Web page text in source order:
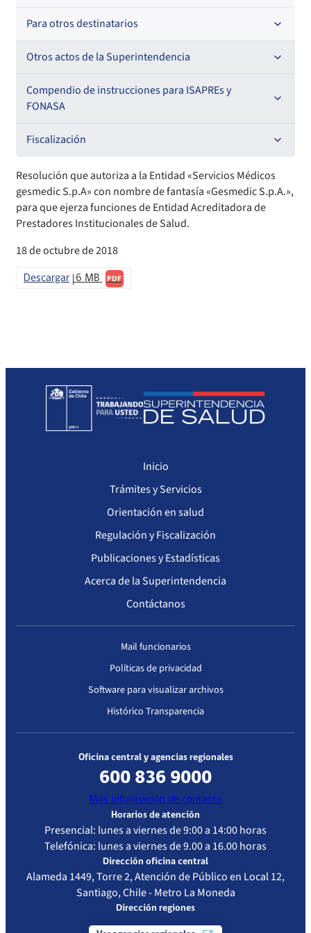
Circulares
Circulares internas
Resoluciones
Para otros destinatarios
Circulares
Otros actos de la Superintendencia
Antecedentes preparatorios de normas que afecten a
EMT Ley N° 20.416
Comisión Evaluadora de Licitaciones Públicas
Convenios de colaboración
Declaración de patrimonio e intereses de autoridades
Estructura Orgánica
Otras Resoluciones
Sanciones aplicadas
Compendio de instrucciones para ISAPREs y
FONASA
Compendio Beneficios
Compendio de Archivos Maestros
Compendio Información
Compendio Procedimientos
Fiscalización
Informes de fiscalización
Sanciones aplicadas
Sanciones Agentes de Ventas
Resolución que autoriza a la Entidad «Servicios Médicos
gesmedic S.p.A» con nombre de fantasía «Gesmedic S.p.A.»,
para que ejerza funciones de Entidad Acreditadora de
Prestadores Institucionales de Salud.
18 de octubre de 2018
Descargar 6 MB PDF
Inicio
Trámites y Servicios
Orientación en salud
Regulación y Fiscalización
Publicaciones y Estadísticas
Acerca de la Superintendencia
Contáctanos
Mail funcionarios
Políticas de privacidad
Software para visualizar archivos
Histórico Transparencia
Oficina central y agencias regionales
600 836 9000
Más información de contacto
Horarios de atención
Presencial: lunes a viernes de 9:00 a 14:00 horas
Telefónica: lunes a viernes de 9.00 a 16.00 horas
Dirección oficina central
Alameda 1449, Torre 2, Atención de Público en Local 12,
Santiago, Chile - Metro La Moneda
Dirección regiones